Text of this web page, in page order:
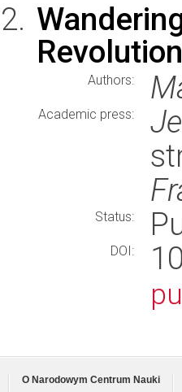
Authors:
Academic press:
Status:
DOI:
O Narodowym Centrum Nauki